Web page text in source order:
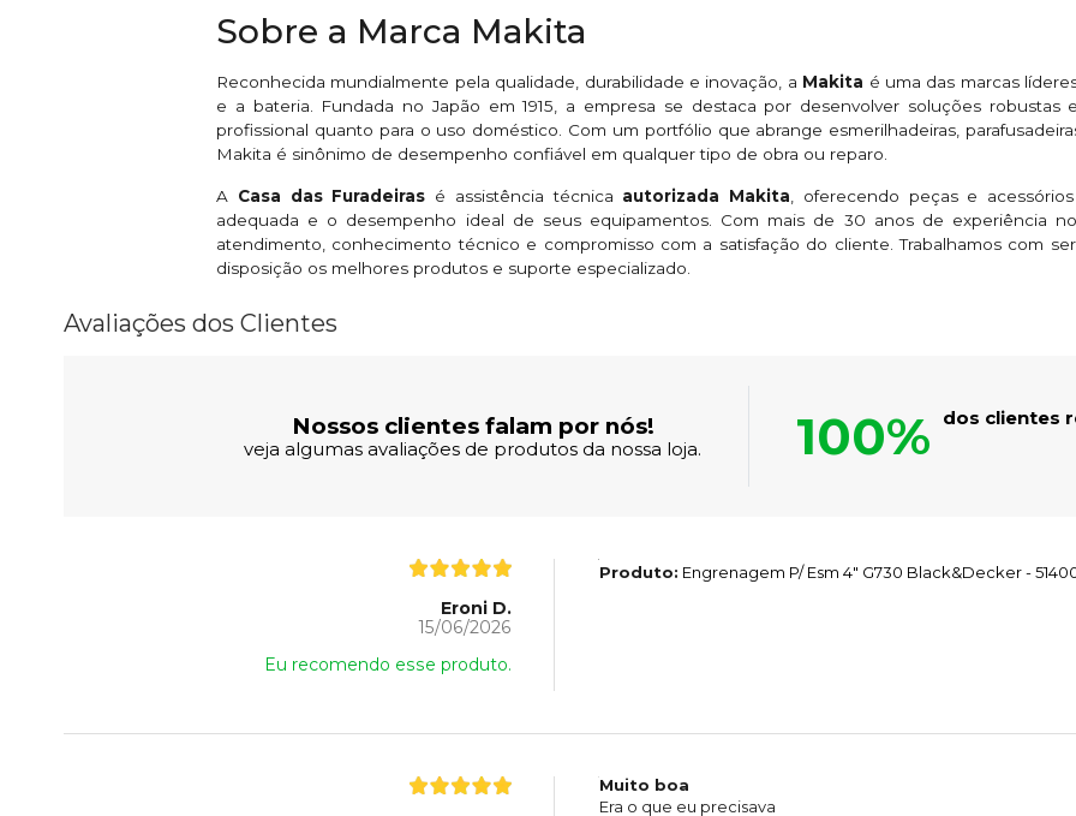
Sobre a Marca Makita
Reconhecida mundialmente pela qualidade, durabilidade e inovação, a Makita é uma das marcas
e a bateria. Fundada no Japão em 1915, a empresa se destaca por desenvolver soluções
profissional quanto para o uso doméstico. Com um portfólio que abrange esmerilhadeiras,
Makita é sinônimo de desempenho confiável em qualquer tipo de obra ou reparo.
A Casa das Furadeiras é assistência técnica autorizada Makita , oferecendo peças e
adequada e o desempenho ideal de seus equipamentos. Com mais de 30 anos de experiência
atendimento, conhecimento técnico e compromisso com a satisfação do cliente. Trabalhamos com
disposição os melhores produtos e suporte especializado.
Avaliações dos Clientes
Nossos clientes falam por nós!
veja algumas avaliações de produtos da nossa loja. 100% dos clientes
Eroni D.
15/06/2026
Eu recomendo esse produto.
Produto: Engrenagem P/ Esm 4" G730 Black&Decker -
Muito boa
Era o que eu precisava